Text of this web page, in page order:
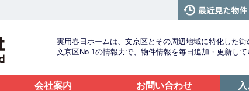
実用春日ホームは、文京区とその周辺地域に特化した街
文京区No.1の情報力で、物件情報を毎日追加・更新して
会社案内 お問い合わせ